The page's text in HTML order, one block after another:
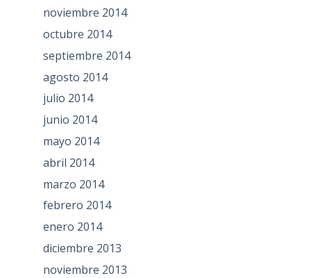
noviembre 2014
octubre 2014
septiembre 2014
agosto 2014
julio 2014
junio 2014
mayo 2014
abril 2014
marzo 2014
febrero 2014
enero 2014
diciembre 2013
noviembre 2013